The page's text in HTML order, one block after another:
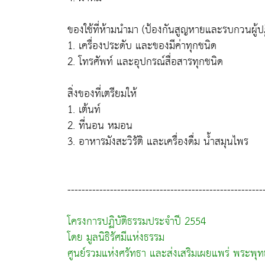
ของใช้ที่ห้ามนำมา (ป้องกันสูญหายและรบกวนผู้
1. เครื่องประดับ และของมีค่าทุกชนิด
2. โทรศัพท์ และอุปกรณ์สื่อสารทุกชนิด
สิ่งของที่เตรียมให้
1. เต้นท์
2. ที่นอน หมอน
3. อาหารมังสะวิรัติ และเครื่องดื่ม น้ำสมุนไพร
โครงการปฏิบัติธรรมประจำปี 2554
โดย มูลนิธิรัศมีแห่งธรรม
ศูนย์รวมแห่งศรัทธา และส่งเสริมเผยแพร่ พระพุ